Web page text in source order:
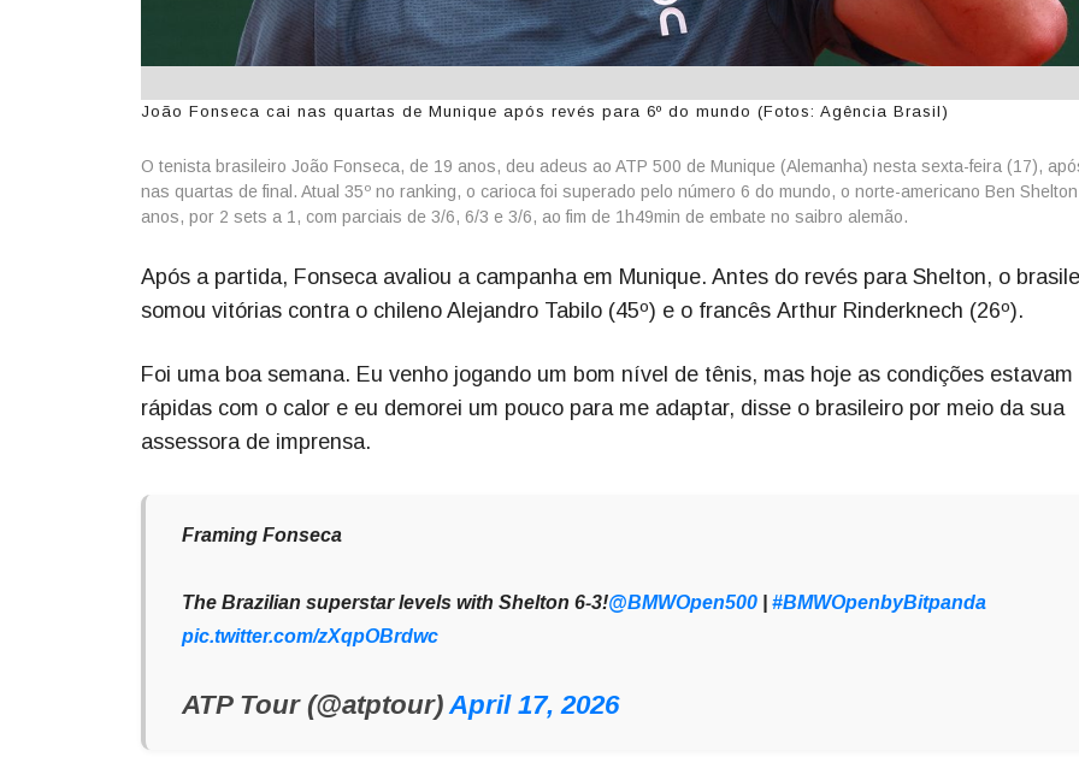
João Fonseca cai nas quartas de Munique após revés para 6º do mundo (Fotos: Agência Brasil)
O tenista brasileiro João Fonseca, de 19 anos, deu adeus ao ATP 500 de Munique (Alemanha) nesta sexta-feira (17),
nas quartas de final. Atual 35º no ranking, o carioca foi superado pelo número 6 do mundo, o norte-americano Ben
anos, por 2 sets a 1, com parciais de 3/6, 6/3 e 3/6, ao fim de 1h49min de embate no saibro alemão.
Após a partida, Fonseca avaliou a campanha em Munique. Antes do revés para Shelton, o
somou vitórias contra o chileno Alejandro Tabilo (45º) e o francês Arthur Rinderknech (26º).
Foi uma boa semana. Eu venho jogando um bom nível de tênis, mas hoje as condições estavam
rápidas com o calor e eu demorei um pouco para me adaptar, disse o brasileiro por meio da sua
assessora de imprensa.
Framing Fonseca
The Brazilian superstar levels with Shelton 6-3!@BMWOpen500
#BMWOpenbyBitpanda
pic.twitter.com/zXqpOBrdwc
ATP Tour (@atptour) April 17, 2026